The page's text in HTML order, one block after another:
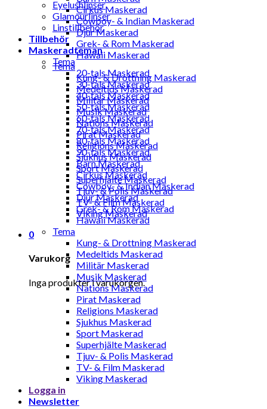
Cirkus Maskerad
Cowboy- & Indian Maskerad
Djur Maskerad
Grek- & Rom Maskerad
Hawaii Maskerad
Tema
Kung- & Drottning Maskerad
Medeltids Maskerad
Militär Maskerad
Musik Maskerad
Nations Maskerad
Pirat Maskerad
Religions Maskerad
Sjukhus Maskerad
Sport Maskerad
Superhjälte Maskerad
Tjuv- & Polis Maskerad
TV- & Film Maskerad
Viking Maskerad
0
Varukorg
Inga produkter i varukorgen.
Eyelushlinser
Glamourlinser
Linstillbehör
Tillbehör
Maskeradteman
Tema
20-tals Maskerad
30-tals Maskerad
40-tals Maskerad
50-tals Maskerad
60-tals Maskerad
70-tals Maskerad
80-tals Maskerad
90-tals Maskerad
Barn Maskerad
Cirkus Maskerad
Cowboy- & Indian Maskerad
Djur Maskerad
Grek- & Rom Maskerad
Hawaii Maskerad
Tema
Kung- & Drottning Maskerad
Medeltids Maskerad
Militär Maskerad
Musik Maskerad
Nations Maskerad
Pirat Maskerad
Religions Maskerad
Sjukhus Maskerad
Sport Maskerad
Superhjälte Maskerad
Tjuv- & Polis Maskerad
TV- & Film Maskerad
Viking Maskerad
Logga in
Newsletter